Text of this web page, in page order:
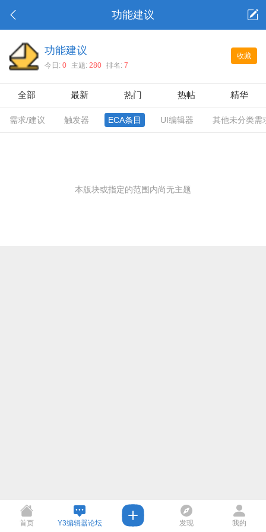
功能建议
收藏
功能建议
今日: 0 主题: 280 排名: 7
全部 最新 热门 热帖 精华
需求/建议 触发器 ECA条目 UI编辑器 其他未分类需
本版块或指定的范围内尚无主题
首页 Y3编辑器论坛 发现 我的